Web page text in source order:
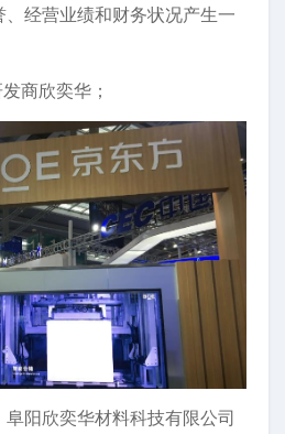
经营业绩和财务状况产生一
商欣奕华；
阳欣奕华材料科技有限公司